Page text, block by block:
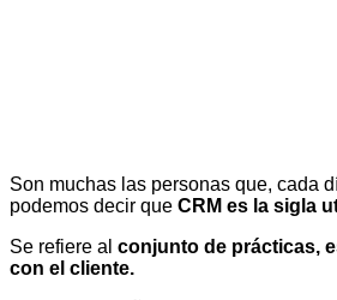
Son muchas las personas que, cada
podemos decir que CRM es la sigla
Se refiere al conjunto de prácticas,
con el cliente.